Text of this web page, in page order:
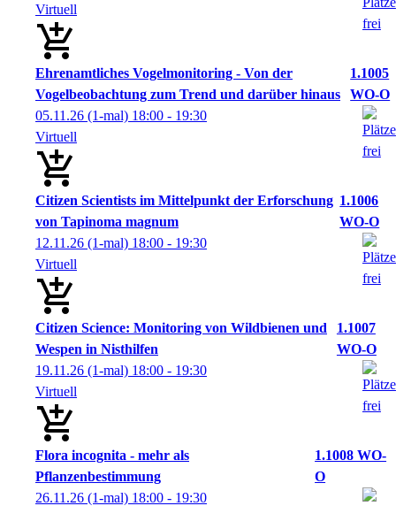
Virtuell
Ehrenamtliches Vogelmonitoring - Von der
Vogelbeobachtung zum Trend und darüber hinaus
1.1005
WO-O
05.11.26 (1-mal) 18:00 - 19:30
Virtuell
Citizen Scientists im Mittelpunkt der Erforschung
von Tapinoma magnum
1.1006
WO-O
12.11.26 (1-mal) 18:00 - 19:30
Virtuell
Citizen Science: Monitoring von Wildbienen und
Wespen in Nisthilfen
1.1007
WO-O
19.11.26 (1-mal) 18:00 - 19:30
Virtuell
Flora incognita - mehr als
Pflanzenbestimmung
1.1008 WO-
O
26.11.26 (1-mal) 18:00 - 19:30